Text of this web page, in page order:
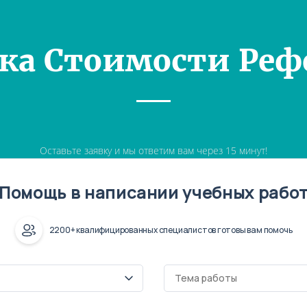
Стоимости
Оставьте заявку и мы ответим вам через 15 минут!
в написании учебных работ
2200+ квалифицированных специалистов готовы вам помочь